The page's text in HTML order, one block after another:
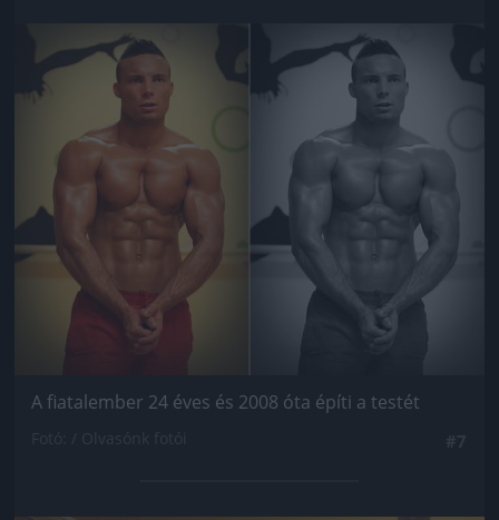
Jön még kép!
A fiatalember 24 éves és 2008 óta építi a testét